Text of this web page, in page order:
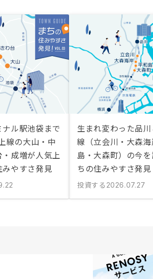
ル駅池袋まで
線の大山・中
成増が人気上
やすさ発見
生まれ変わった品
線（立会川・大森
島・大森町）の今
ちの住みやすさ発見
投資する 2026.07.27